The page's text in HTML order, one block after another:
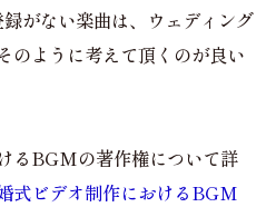
がない楽曲は、ウェディング
のように考えて頂くのが良い
るBGMの著作権について詳
婚式ビデオ制作におけるBGM